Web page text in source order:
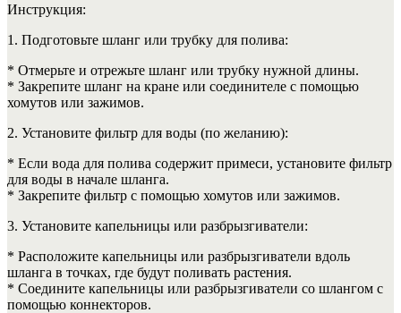
Инструкция:
1. Подготовьте шланг или трубку для полива:
* Отмерьте и отрежьте шланг или трубку нужной длины.
* Закрепите шланг на кране или соединителе с помощью
хомутов или зажимов.
2. Установите фильтр для воды (по желанию):
* Если вода для полива содержит примеси, установите фильтр
для воды в начале шланга.
* Закрепите фильтр с помощью хомутов или зажимов.
3. Установите капельницы или разбрызгиватели:
* Расположите капельницы или разбрызгиватели вдоль
шланга в точках, где будут поливать растения.
* Соедините капельницы или разбрызгиватели со шлангом с
помощью коннекторов.